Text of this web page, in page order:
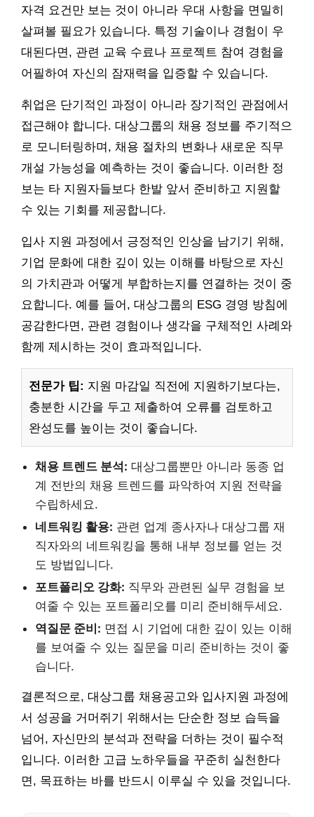
자격 요건만 보는 것이 아니라 우대 사항을 면밀히
살펴볼 필요가 있습니다. 특정 기술이나 경험이 우
대된다면, 관련 교육 수료나 프로젝트 참여 경험을
어필하여 자신의 잠재력을 입증할 수 있습니다.
취업은 단기적인 과정이 아니라 장기적인 관점에서
접근해야 합니다. 대상그룹의 채용 정보를 주기적으
로 모니터링하며, 채용 절차의 변화나 새로운 직무
개설 가능성을 예측하는 것이 좋습니다. 이러한 정
보는 타 지원자들보다 한발 앞서 준비하고 지원할
수 있는 기회를 제공합니다.
입사 지원 과정에서 긍정적인 인상을 남기기 위해,
기업 문화에 대한 깊이 있는 이해를 바탕으로 자신
의 가치관과 어떻게 부합하는지를 연결하는 것이 중
요합니다. 예를 들어, 대상그룹의 ESG 경영 방침에
공감한다면, 관련 경험이나 생각을 구체적인 사례와
함께 제시하는 것이 효과적입니다.
전문가 팁: 지원 마감일 직전에 지원하기보다는,
충분한 시간을 두고 제출하여 오류를 검토하고
완성도를 높이는 것이 좋습니다.
채용 트렌드 분석: 대상그룹뿐만 아니라 동종 업
계 전반의 채용 트렌드를 파악하여 지원 전략을
수립하세요.
네트워킹 활용: 관련 업계 종사자나 대상그룹 재
직자와의 네트워킹을 통해 내부 정보를 얻는 것
도 방법입니다.
포트폴리오 강화: 직무와 관련된 실무 경험을 보
여줄 수 있는 포트폴리오를 미리 준비해두세요.
역질문 준비: 면접 시 기업에 대한 깊이 있는 이해
를 보여줄 수 있는 질문을 미리 준비하는 것이 좋
습니다.
결론적으로, 대상그룹 채용공고와 입사지원 과정에
서 성공을 거머쥐기 위해서는 단순한 정보 습득을
넘어, 자신만의 분석과 전략을 더하는 것이 필수적
입니다. 이러한 고급 노하우들을 꾸준히 실천한다
면, 목표하는 바를 반드시 이루실 수 있을 것입니다.